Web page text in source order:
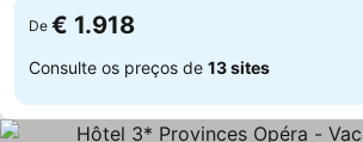
De € 1.918
Consulte os preços de 13 sites